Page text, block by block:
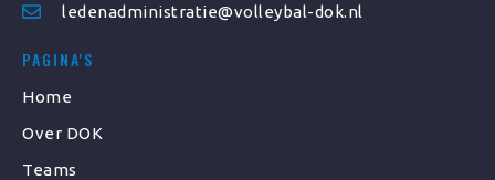
ledenadministratie@volleybal-dok.nl
PAGINA'S
Home
Over DOK
Teams